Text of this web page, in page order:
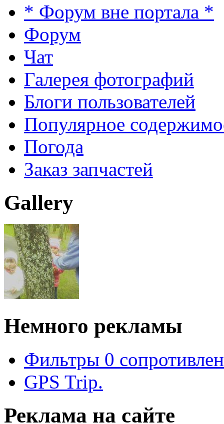
* Форум вне портала *
Форум
Чат
Галерея фотографий
Блоги пользователей
Популярное
Погода
Заказ запчастей
Gallery
Немного рекламы
Фильтры 0
GPS Trip.
Реклама на сайте